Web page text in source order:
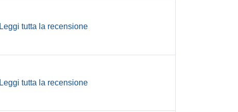
Leggi tutta la recensione
Leggi tutta la recensione